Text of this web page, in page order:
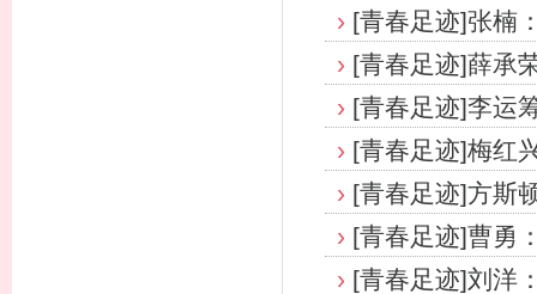
› [青春足迹]张楠
› [青春足迹]薛承
› [青春足迹]李运
› [青春足迹]梅红
› [青春足迹]方斯
› [青春足迹]曹勇
› [青春足迹]刘洋